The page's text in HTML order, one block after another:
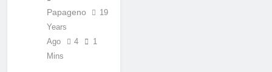
Papageno
19
Years
Ago
4
1
Mins